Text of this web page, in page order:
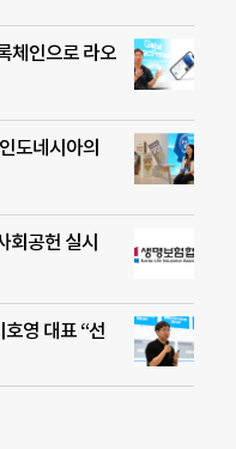
체인으로 라오
도네시아의
회공헌 실시
영 대표 “선